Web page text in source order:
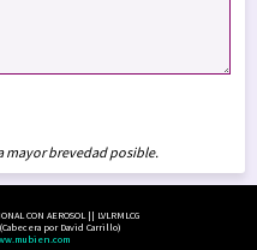
mayor brevedad posible.
CON AEROSOL || LVLRMLCG
por David Carrillo)